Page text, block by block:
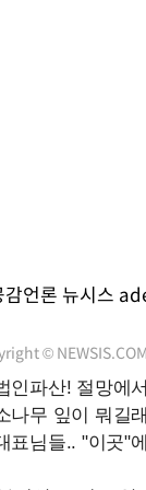
언론 뉴시스
©